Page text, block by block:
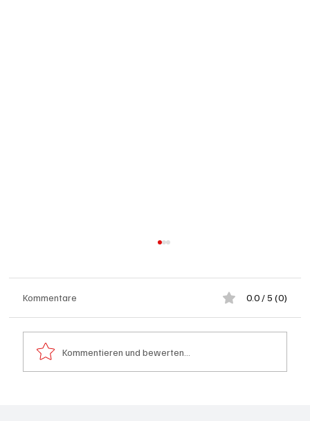
Kommentare 0.0 / 5 (0)
Kommentieren und bewerten...